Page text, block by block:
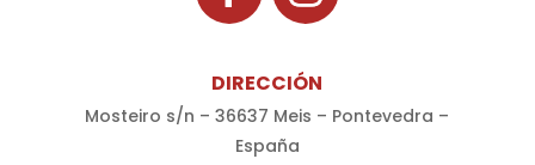
DIRECCIÓN
Mosteiro s/n – 36637 Meis – Pontevedra –
España